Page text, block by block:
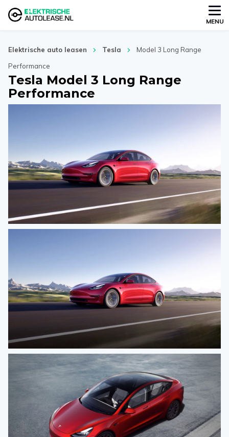
MENU
Elektrische auto leasen Tesla
Model 3 Long Range
Performance
Tesla Model 3 Long Range
Performance